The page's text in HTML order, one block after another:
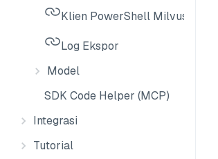
Klien PowerShell Milvus
Log Ekspor
Model
SDK Code Helper (MCP)
Integrasi
Tutorial